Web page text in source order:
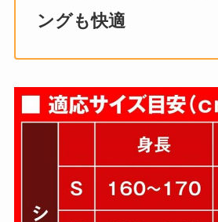
ングも快適